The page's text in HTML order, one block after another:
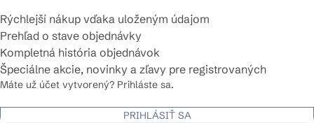
Rýchlejší nákup vďaka uloženým údajom
Prehľad o stave objednávky
Kompletná história objednávok
Špeciálne akcie, novinky a zľavy pre registrovaných
Máte už účet vytvorený? Prihláste sa.
PRIHLÁSIŤ SA